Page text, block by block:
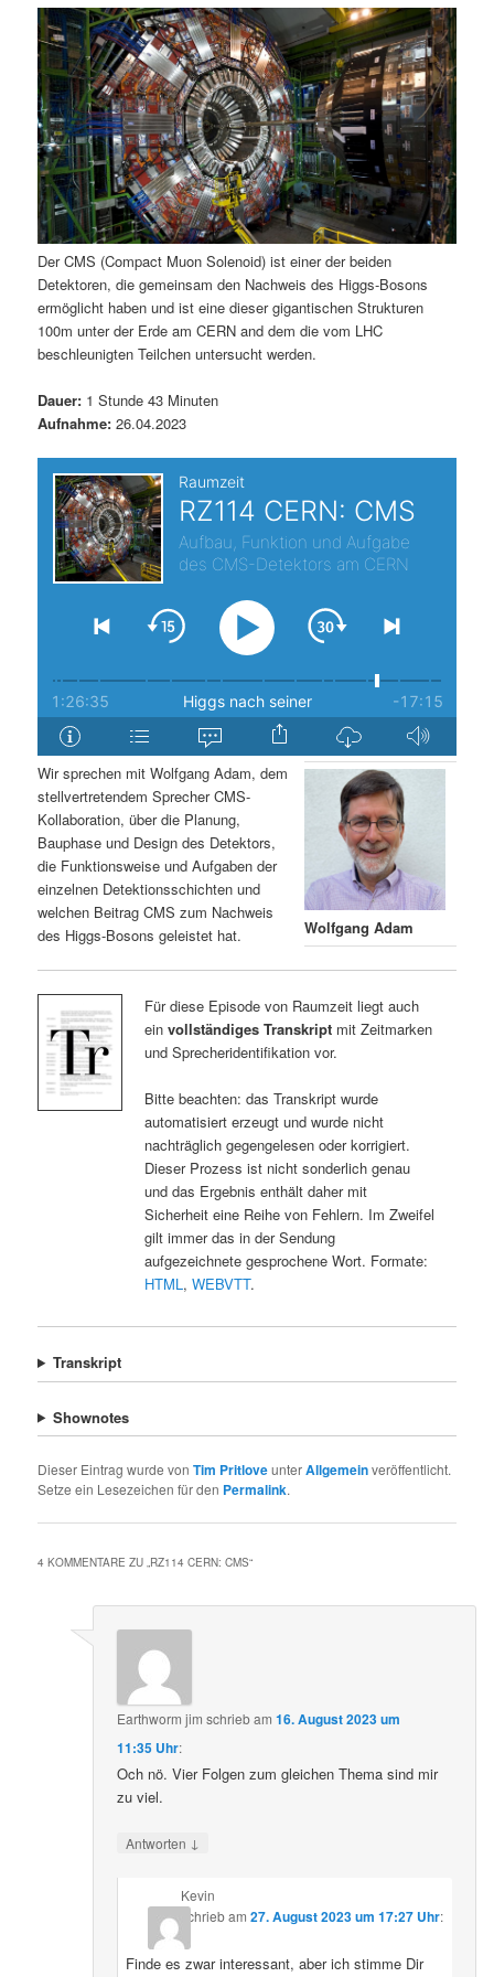
ä
r
e
n
I
n
h
l
t
s
p
n
g
e
n
n
d
ä
r
e
n
I
h
a
l
t
r
i
n
g
e
n
a
v
i
g
a
t
i
o
n
Der CMS (Compact Muon Solenoid) ist einer der beiden
Detektoren, die gemeinsam den Nachweis des Higgs-Bosons
ermöglicht haben und ist eine dieser gigantischen Strukturen
100m unter der Erde am CERN and dem die vom LHC
beschleunigten Teilchen untersucht werden.
Dauer: 1 Stunde 43 Minuten
Aufnahme: 26.04.2023
Wolfgang Adam
Wir sprechen mit Wolfgang Adam, dem
stellvertretendem Sprecher CMS-
Kollaboration, über die Planung,
Bauphase und Design des Detektors,
die Funktionsweise und Aufgaben der
einzelnen Detektionsschichten und
welchen Beitrag CMS zum Nachweis
des Higgs-Bosons geleistet hat.
Für diese Episode von Raumzeit liegt auch
ein vollständiges Transkriptmit Zeitmarken
und Sprecheridentifikation vor.
Bitte beachten: das Transkript wurde
automatisiert erzeugt und wurde nicht
nachträglich gegengelesen oder korrigiert.
Dieser Prozess ist nicht sonderlich genau
und das Ergebnis enthält daher mit
Sicherheit eine Reihe von Fehlern. Im Zweifel
gilt immer das in der Sendung
aufgezeichnete gesprochene Wort. Formate:
HTML, WEBVTT.
Transkript
Shownotes
Dieser Eintrag wurde vonTim PritloveunterAllgemeinveröffentlicht.
Setze ein Lesezeichen für den Permalink.
4 KOMMENTARE ZU „ RZ114 CERN: CMS“
Earthworm jim schriebam16. August 2023 um
11:35 Uhr:
Och nö. Vier Folgen zum gleichen Thema sind mir
zu viel.
Antworten ↓
Kevin
schriebam 27. August 2023 um 17:27 Uhr:
Finde es zwar interessant, aber ich stimme Dir